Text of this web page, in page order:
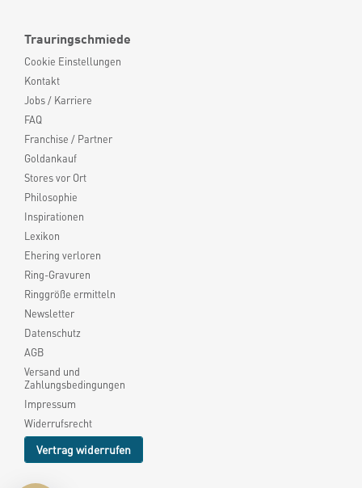
Trauringschmiede
Cookie Einstellungen
Kontakt
Jobs / Karriere
FAQ
Franchise / Partner
Goldankauf
Stores vor Ort
Philosophie
Inspirationen
Lexikon
Ehering verloren
Ring-Gravuren
Ringgröße ermitteln
Newsletter
Datenschutz
AGB
Versand und
Zahlungsbedingungen
Impressum
Widerrufsrecht
Vertrag widerrufen